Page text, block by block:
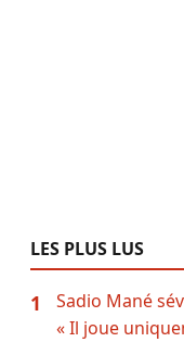
LES PLUS LUS
1
Sadio Mané
« Il joue